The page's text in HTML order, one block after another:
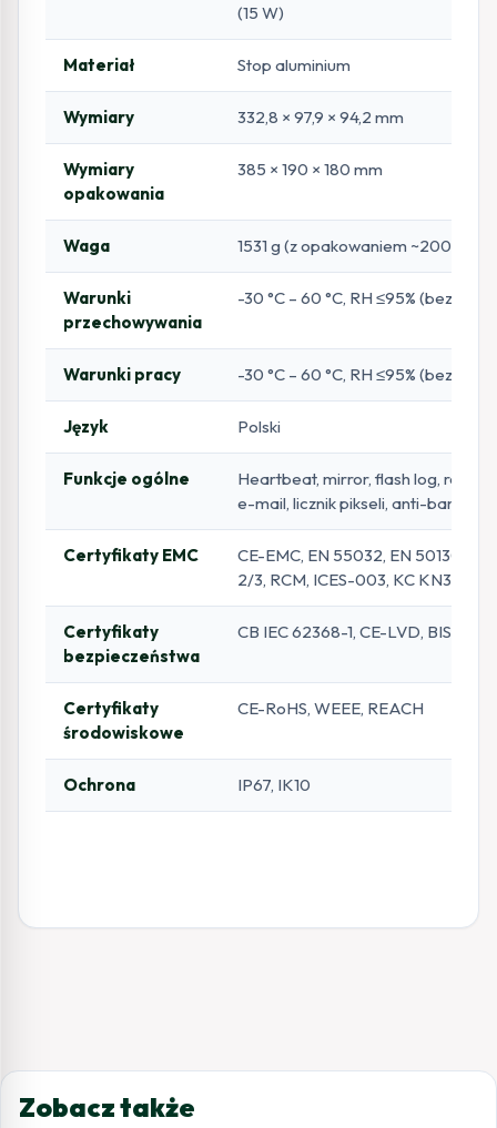
(15 W)
Materiał Stop aluminium
Wymiary 332,8 × 97,9 × 94,2 mm
Wymiary
opakowania
385 × 190 × 180 mm
Waga 1531 g (z opakowaniem ~2000 g)
Warunki
przechowywania
-30 °C – 60 °C, RH ≤95% (bez
Warunki pracy -30 °C – 60 °C, RH ≤95% (bez
Język Polski
Funkcje ogólne
Heartbeat, mirror, flash log, reset
e-mail, licznik pikseli, anti-banding
Certyfikaty EMC
CE-EMC, EN 55032, EN 50130-4,
2/3, RCM, ICES-003, KC KN32/35
Certyfikaty
bezpieczeństwa
CB IEC 62368-1, CE-LVD, BIS, LOA
Certyfikaty
środowiskowe
CE-RoHS, WEEE, REACH
Ochrona IP67, IK10
Zobacz także